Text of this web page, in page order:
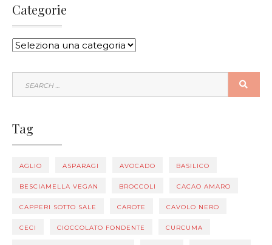
Categorie
CATEGORIE
Tag
AGLIO ASPARAGI AVOCADO BASILICO
BESCIAMELLA VEGAN BROCCOLI CACAO AMARO
CAPPERI SOTTO SALE CAROTE CAVOLO NERO
CECI CIOCCOLATO FONDENTE CURCUMA